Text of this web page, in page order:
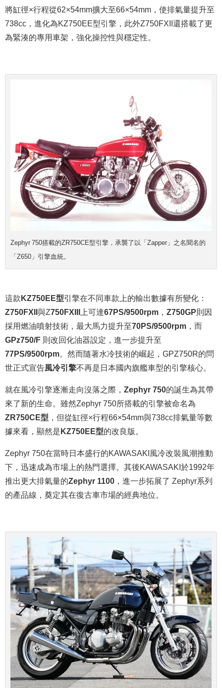
將缸徑×行程從62×54mm擴大至66×54mm，使排氣量提升至
738cc，進化為KZ750EE型引擎，此外Z750FXII還搭載了更
為緊湊的專用車架，強化操控性與穩定性。
Zephyr 750搭載的ZR750CE型引擎，承襲了以「Zapper」之名聞名的
「Z650」引擎血統。
這款KZ750EE型引擎在不同車款上的輸出數據有所變化：
Z750FXII與Z750FXIII 上可達67PS/9500rpm Z750GP則因
採用燃油噴射技術，最大馬力提升至70PS/9500rpm ，而
GPz750/F 則改回化油器設定，進一步提升至
77PS/9500rpm 。然而隨著水冷技術的崛起，GPZ750R的問
世正式宣告風冷引擎不再是日本國內旗艦車型的引擎核心。
就在風冷引擎逐漸走向沒落之際， Zephyr 750的誕生為其帶
來了新的生命。雖然Zephyr 750所搭載的引擎被命名為
ZR750CE型 ，但從缸徑×行程66×54mm與738cc排氣量等數
據來看，顯然是KZ750EE型的改良版。
Zephyr 750在當時日本盛行的KAWASAKI風冷改裝風潮推動
下，迅速成為市場上的熱門選擇。其後KAWASAKI於1992年
推出更大排氣量的Zephyr 1100 ，進一步拓展了 Zephyr系列
的產品線，奠定其在復古車市場的經典地位。